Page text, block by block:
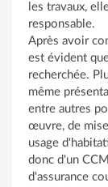
les travaux,
responsable.
Après avoir
est évident
recherchée.
même
entre autres
œuvre, de
usage
donc d'un
d'assurance